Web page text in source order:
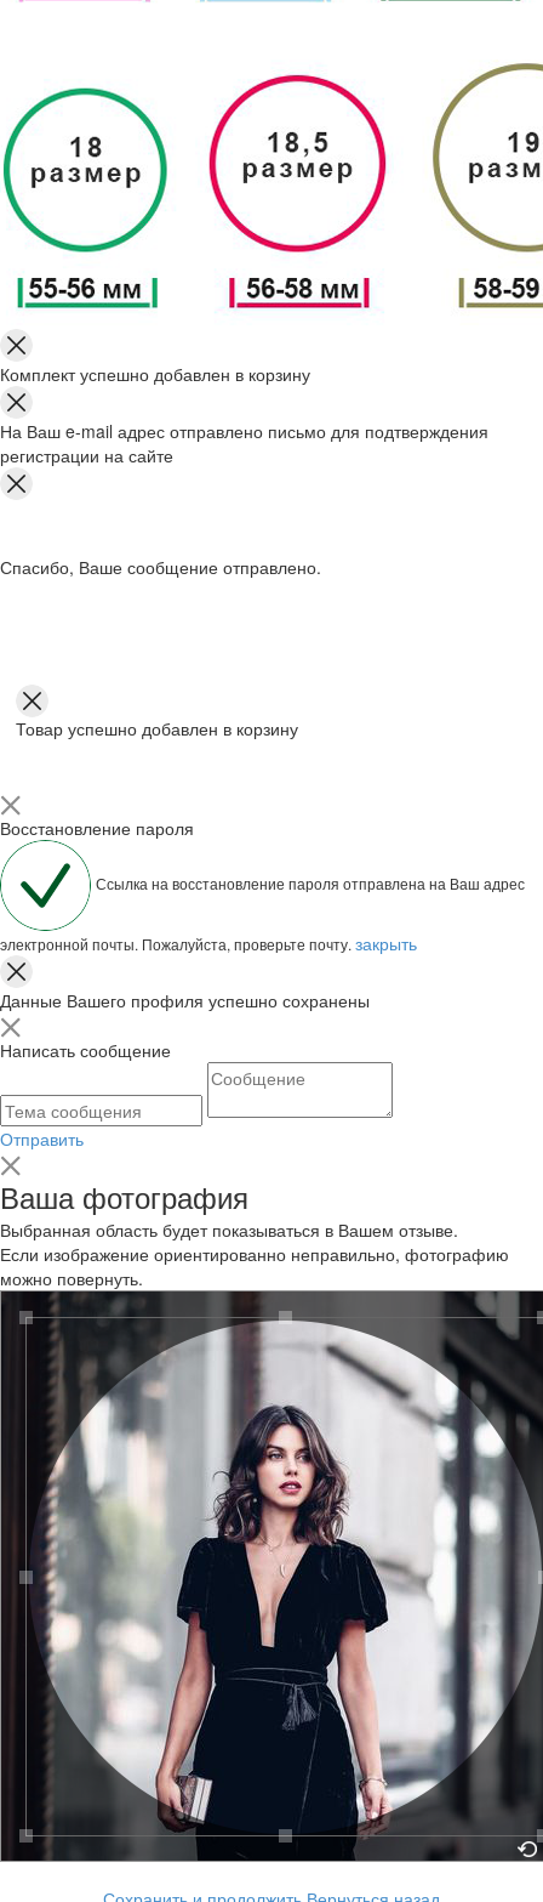
Комплект успешно добавлен в корзину
На Ваш e-mail адрес отправлено письмо для подтверждения
регистрации на сайте
Спасибо, Ваше сообщение отправлено.
Товар успешно добавлен в корзину
Восстановление пароля
Ссылка на восстановление пароля отправлена на Ваш адрес
электронной почты. Пожалуйста, проверьте почту. закрыть
Данные Вашего профиля успешно сохранены
Написать сообщение
Отправить
Ваша фотография
Выбранная область будет показываться в Вашем отзыве.
Если изображение ориентированно неправильно, фотографию
можно повернуть.